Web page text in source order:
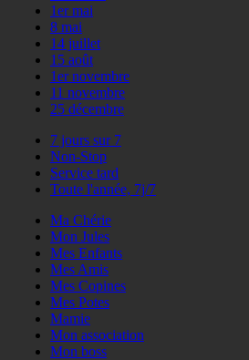
1er mai
8 mai
14 juillet
15 août
1er novembre
11 novembre
25 décembre
7 jours sur 7
Non-Stop
Service tard
Toute l'année, 7j/7
Ma Chérie
Mon Jules
Mes Enfants
Mes Amis
Mes Copines
Mes Potes
Mamie
Mon association
Mon boss